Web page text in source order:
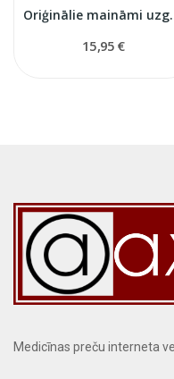
Oriģinālie
15,95 €
Medicīnas preču interneta